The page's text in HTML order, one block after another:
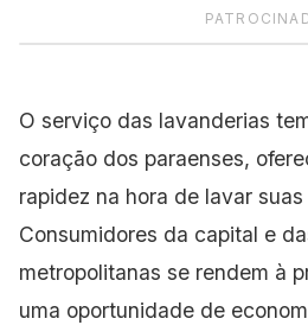
O serviço das lavanderias
coração dos paraenses,
rapidez na hora de lavar suas
Consumidores da capital e
metropolitanas se rendem à
uma oportunidade de